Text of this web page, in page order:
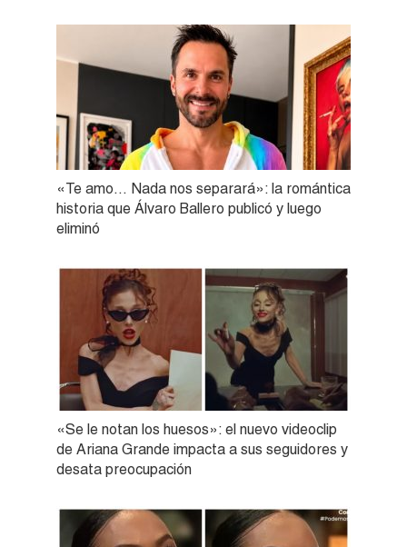
«Te amo… Nada nos separará»: la romántica
historia que Álvaro Ballero publicó y luego
eliminó
«Se le notan los huesos»: el nuevo videoclip
de Ariana Grande impacta a sus seguidores y
desata preocupación